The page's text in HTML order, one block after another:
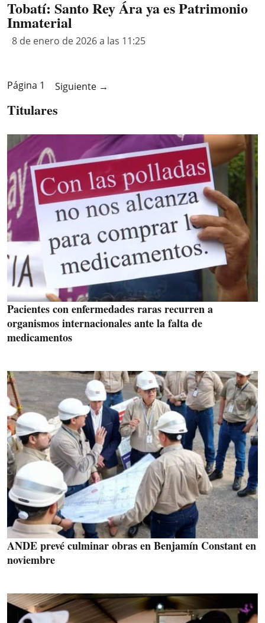
Tobatí: Santo Rey Ára ya es Patrimonio
Inmaterial
8 de enero de 2026 a las 11:25
Página 1 Siguiente →
Titulares
Pacientes con enfermedades raras recurren a
organismos internacionales ante la falta de
medicamentos
ANDE prevé culminar obras en Benjamín Constant en
noviembre